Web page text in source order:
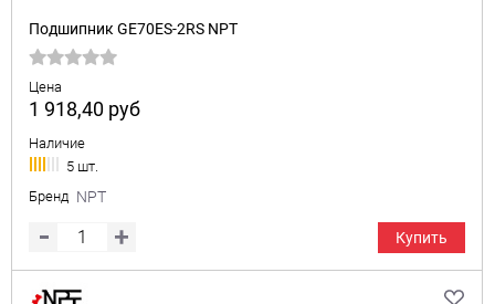
Подшипник GE70ES-2RS NPT
Цена
1 918,40 руб
Наличие
5 шт.
Бренд NPT
Купить